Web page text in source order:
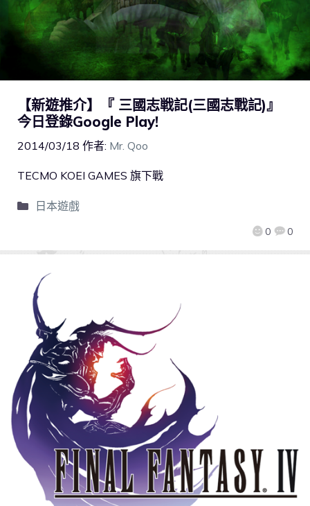
【新遊推介】『 三國志戦記(三國志戰記)』
今日登錄Google Play!
2014/03/18 作者: Mr. Qoo
0 0
TECMO KOEI GAMES 旗下戰
日本遊戲